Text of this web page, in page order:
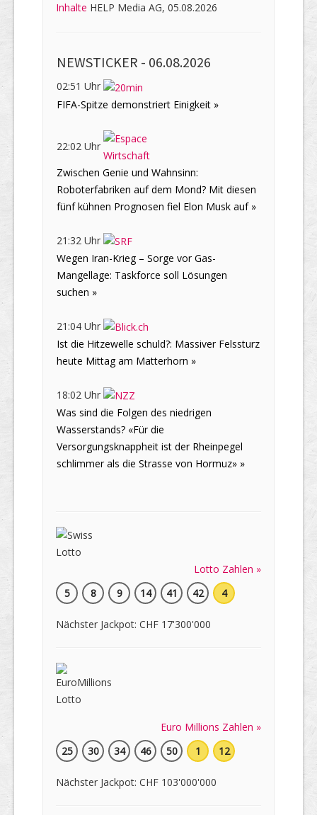
Inhalte HELP Media AG, 05.08.2026
NEWSTICKER - 06.08.2026
02:51 Uhr
FIFA-Spitze demonstriert Einigkeit »
22:02 Uhr
Zwischen Genie und Wahnsinn:
Roboterfabriken auf dem Mond? Mit diesen
fünf kühnen Prognosen fiel Elon Musk auf »
21:32 Uhr
Wegen Iran-Krieg – Sorge vor Gas-
Mangellage: Taskforce soll Lösungen
suchen »
21:04 Uhr
Ist die Hitzewelle schuld?: Massiver Felssturz
heute Mittag am Matterhorn »
18:02 Uhr
Was sind die Folgen des niedrigen
Wasserstands? «Für die
Versorgungsknappheit ist der Rheinpegel
schlimmer als die Strasse von Hormuz» »
Lotto Zahlen »
5
8 9 14 41 42 4
Nächster Jackpot: CHF 17'300'000
Euro Millions Zahlen »
25
30 34 46 50 1 12
Nächster Jackpot: CHF 103'000'000